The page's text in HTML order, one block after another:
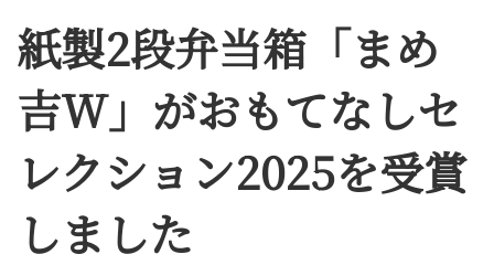
紙製2段弁当箱「まめ
吉W」がおもてなしセ
レクション2025を受賞
しました